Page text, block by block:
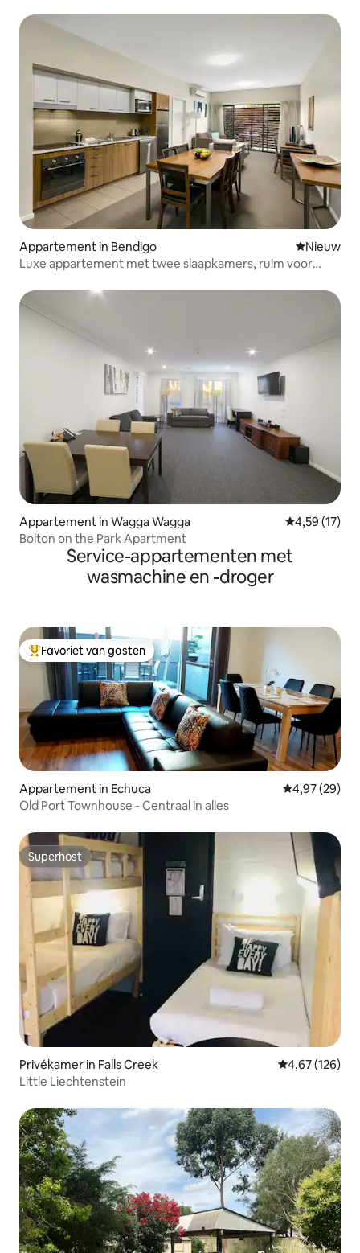
Appartement in Bendigo Nieuwe
Nieuw
Luxe appartement met twee slaapkamers, ruim voor
Appartement in Wagga Wagga Gemiddelde
4,59 (17)
Bolton on the Park Apartment
Service-appartementen met
wasmachine en -droger
Topfavoriet van gasten
Favoriet van gasten
Appartement in Echuca Gemiddelde
4,97 (29)
Old Port Townhouse - Centraal in alles
Superhost
Superhost
Privékamer in Falls Creek Gemiddelde
4,67 (126)
Little Liechtenstein